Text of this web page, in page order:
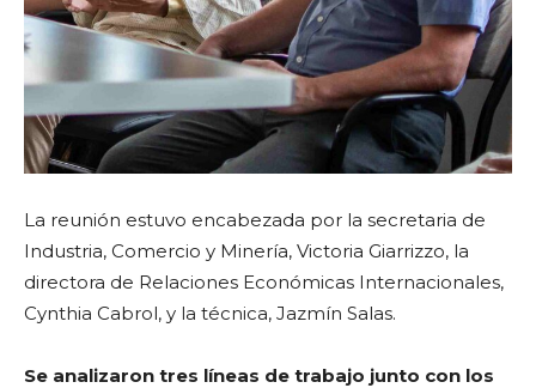
La reunión estuvo encabezada por la secretaria de
Industria, Comercio y Minería, Victoria Giarrizzo, la
directora de Relaciones Económicas Internacionales,
Cynthia Cabrol, y la técnica, Jazmín Salas.
Se analizaron tres líneas de trabajo junto con los